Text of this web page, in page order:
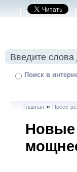
| |
Поиск в
Главная » Пресс-
Новые